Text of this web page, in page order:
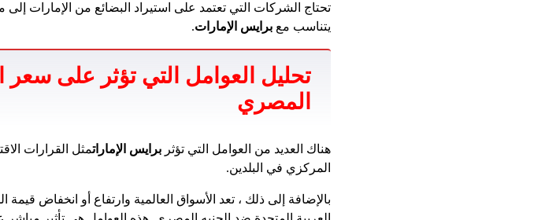
تحتاج الشركات التي تعتمد على استيراد البضائع من الإمارات إلى
يتناسب مع برايس الإمارات.
تحليل العوامل التي تؤثر على سعر
المصري
هناك العديد من العوامل التي تؤثر برايس الإماراتمثل القرارات
المركزي في البلدين.
بالإضافة إلى ذلك ، تعد الأسواق العالمية وارتفاع أو انخفاض قيمة